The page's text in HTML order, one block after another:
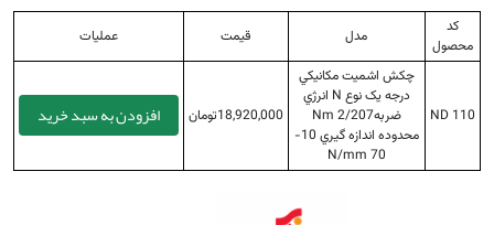
کد
محصول
مدل قیمت عملیات
ND 110
چکش اشميت مکانيکي
درجه يک نوع N انرژي
ضربه2/207 Nm
محدوده اندازه گيري 10-
70 N/mm
18,920,000تومان افزودن به سبد خرید